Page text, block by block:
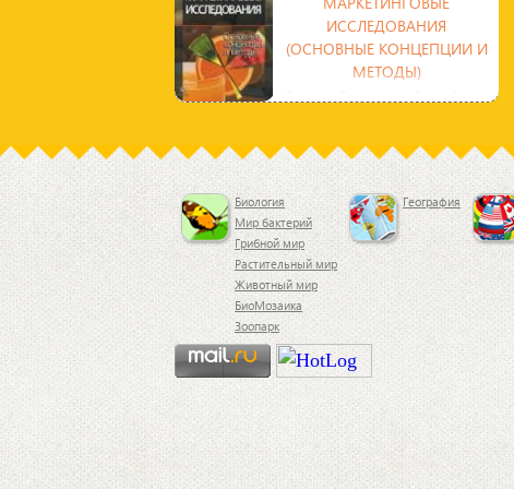
ИССЛЕДОВАНИЯ
(ОСНОВНЫЕ КОНЦЕПЦИИ И
МЕТОДЫ)
исследования и
Биология
Мир бактерий
Грибной мир
Растительный мир
Животный мир
БиоМозаика
Зоопарк
География